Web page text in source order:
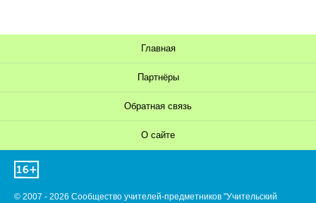
Главная
Партнёры
Обратная связь
О сайте
© 2007 - 2026 Сообщество учителей-предметников "Учительский